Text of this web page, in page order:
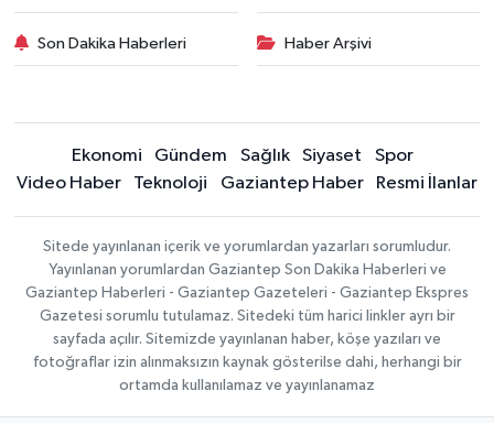
Son Dakika Haberleri Haber Arşivi
Ekonomi Gündem Sağlık Siyaset
Spor
Video Haber
Teknoloji Gaziantep Haber Resmi İlanlar
Sitede yayınlanan içerik ve yorumlardan yazarları sorumludur.
Yayınlanan yorumlardan Gaziantep Son Dakika Haberleri ve
Gaziantep Haberleri - Gaziantep Gazeteleri - Gaziantep Ekspres
Gazetesi sorumlu tutulamaz. Sitedeki tüm harici linkler ayrı bir
sayfada açılır. Sitemizde yayınlanan haber, köşe yazıları ve
fotoğraflar izin alınmaksızın kaynak gösterilse dahi, herhangi bir
ortamda kullanılamaz ve yayınlanamaz